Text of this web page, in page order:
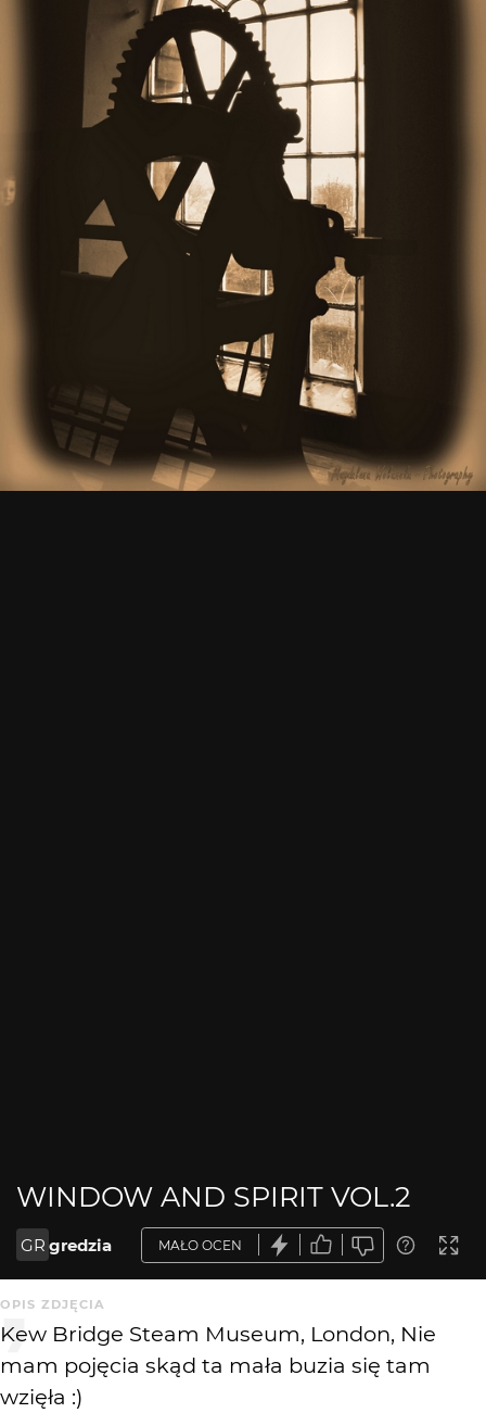
WINDOW AND SPIRIT VOL.2
GR gredzia MAŁO OCEN
OPIS ZDJĘCIA
Kew Bridge Steam Museum, London, Nie
mam pojęcia skąd ta mała buzia się tam
wzięła :)